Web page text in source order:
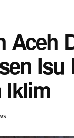
Aceh
Iklim